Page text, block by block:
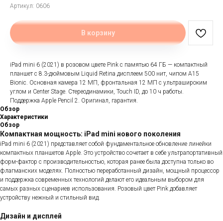
Артикул: 0606
В корзину
iPad mini 6 (2021) в розовом цвете Pink с памятью 64 ГБ — компактный
планшет с 8.3-дюймовым Liquid Retina дисплеем 500 нит, чипом A15
Bionic. Основная камера 12 МП, фронтальная 12 МП с ультрашироким
углом и Center Stage. Стереодинамики, Touch ID, до 10 ч работы.
Поддержка Apple Pencil 2. Оригинал, гарантия.
Обзор
Характеристики
Обзор
Компактная мощность: iPad mini нового поколения
iPad mini 6 (2021) представляет собой фундаментальное обновление линейки
компактных планшетов Apple. Это устройство сочетает в себе ультрапортативный
форм-фактор с производительностью, которая ранее была доступна только во
флагманских моделях. Полностью переработанный дизайн, мощный процессор
и поддержка современных технологий делают его идеальным выбором для
самых разных сценариев использования. Розовый цвет Pink добавляет
устройству нежный и стильный вид.
Дизайн и дисплей